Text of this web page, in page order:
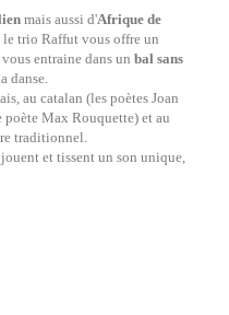
mais aussi d'Afrique de
le trio Raffut vous offre un
entraine dans un bal sans
danse.
au catalan (les poètes Joan
poète Max Rouquette) et au
traditionnel.
et tissent un son unique,